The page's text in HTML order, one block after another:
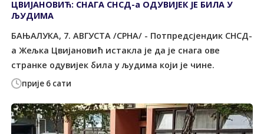
прије 6 сати
ЦВИЈАНОВИЋ: СНАГА СНСД-а ОДУВИЈЕК ЈЕ БИЛА У
ЉУДИМА
БАЊАЛУКА, 7. АВГУСТА /СРНА/ - Потпредсјендик СНСД-
а Жељка Цвијановић истакла је да је снага ове
странке одувијек била у људима који је чине.